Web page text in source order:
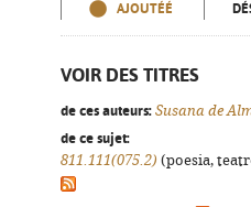
AJOUTÉÉ
VOIR DES TITRES
de ces auteurs: Susana de
de ce sujet:
811.111(075.2) (poesia,